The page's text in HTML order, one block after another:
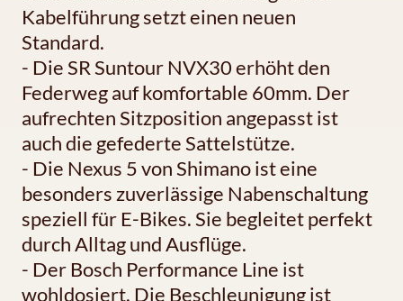
Kabelführung setzt einen neuen
Standard.
- Die SR Suntour NVX30 erhöht den
Federweg auf komfortable 60mm. Der
aufrechten Sitzposition angepasst ist
auch die gefederte Sattelstütze.
- Die Nexus 5 von Shimano ist eine
besonders zuverlässige Nabenschaltung
speziell für E-Bikes. Sie begleitet perfekt
durch Alltag und Ausflüge.
- Der Bosch Performance Line ist
wohldosiert. Die Beschleunigung ist